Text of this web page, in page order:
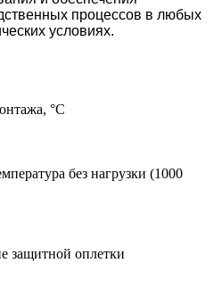
процессов в любых
условиях.
°С
без нагрузки (1000
защитной оплетки